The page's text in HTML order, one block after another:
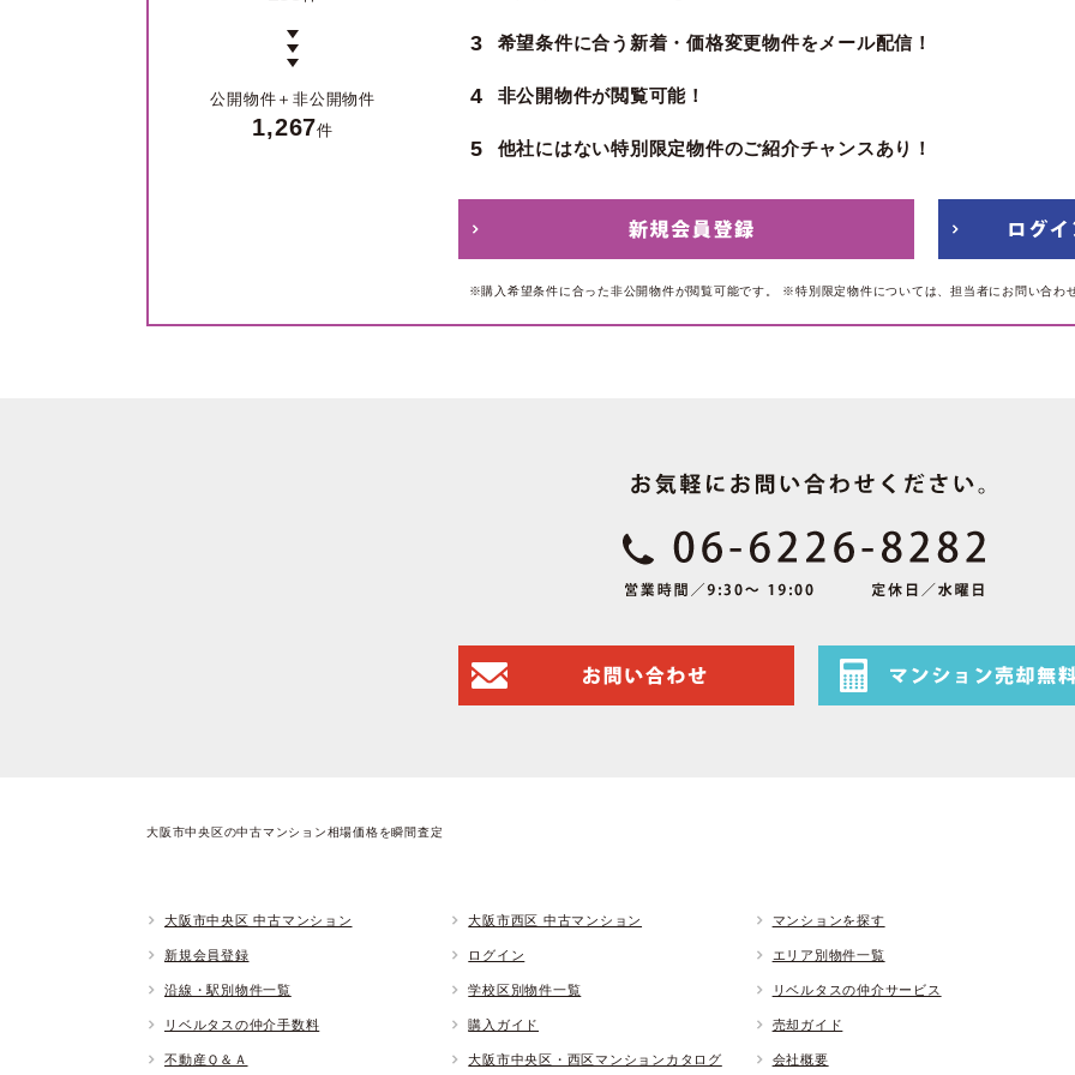
公開物件＋ 非公開物件
1,267件
3 希望条件に合う新着・価格変更物件をメール配信！
4 非公開物件が閲覧可能！
5 他社にはない特別限定物件のご紹介チャンスあり！
※購入希望条件に合った非公開物件が閲覧可能です。 ※特別限定物件については、担当者にお問い合わ
大阪市中央区の中古マンション相場価格を瞬間査定
大阪市中央区 中古マンション 大阪市西区 中古マンション マンションを探す
新規会員登録 ログイン エリア別物件一覧
沿線・駅別物件一覧 学校区別物件一覧 リベルタスの仲介サービス
リベルタスの仲介手数料 購入ガイド 売却ガイド
不動産Ｑ＆Ａ 大阪市中央区・西区マンションカタログ 会社概要